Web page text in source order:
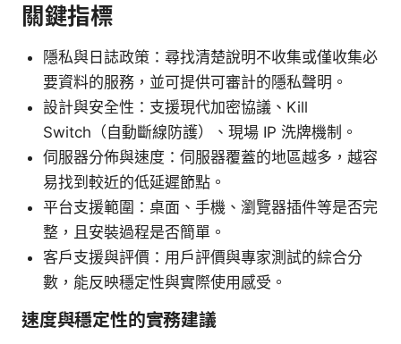
關鍵指標
隱私與日誌政策：尋找清楚說明不收集或僅收集必
要資料的服務，並可提供可審計的隱私聲明。
設計與安全性：支援現代加密協議、Kill
Switch（自動斷線防護）、現場 IP 洗牌機制。
伺服器分佈與速度：伺服器覆蓋的地區越多，越容
易找到較近的低延遲節點。
平台支援範圍：桌面、手機、瀏覽器插件等是否完
整，且安裝過程是否簡單。
客戶支援與評價：用戶評價與專家測試的綜合分
數，能反映穩定性與實際使用感受。
速度與穩定性的實務建議